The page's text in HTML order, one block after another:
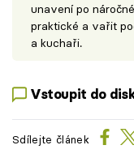
unavení po
praktické a vařit
a kuchaři.
Vstoupit do
Sdílejte článek